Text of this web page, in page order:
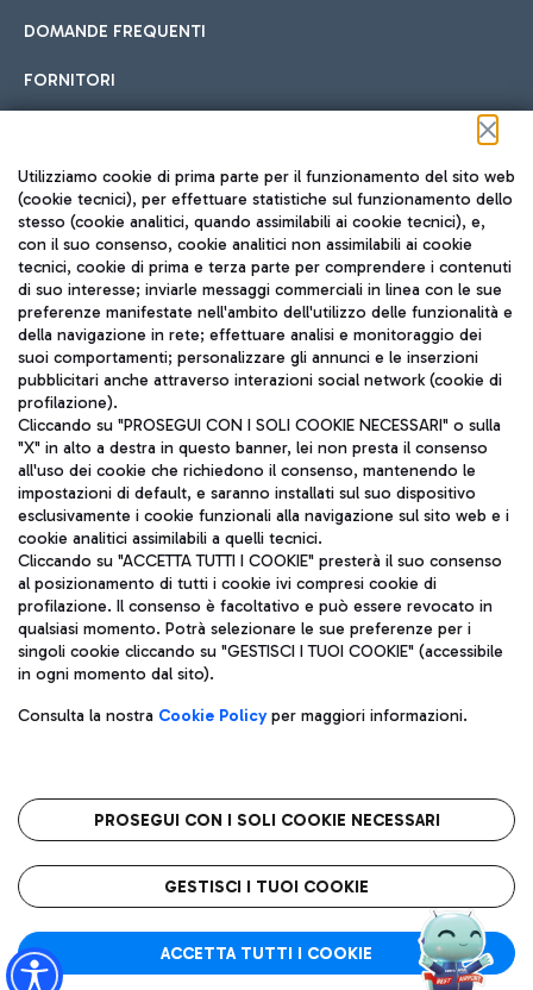
DOMANDE FREQUENTI
FORNITORI
Seguici sui social
TRAVEL JOURNAL
ITA
Aeroporti di Roma S.p.A. - Società soggetta a direzione e
coordinamento di Mundys S.p.A.
Codice fiscale e Registro delle Imprese di Roma 13032990155 P.
IVA 06572251004
Capitale sociale 62.224.743,00 int. vers.
Sede legale: Via Pier Paolo Racchetti 1 - 00054 Fiumicino (RM)
telefono +39 06 65951
Privacy policy
Note legali
Roma FCO
L'aeroporto stellato
Utilizziamo cookie di prima parte per il funzionamento del sito web
(cookie tecnici), per effettuare statistiche sul funzionamento dello
stesso (cookie analitici, quando assimilabili ai cookie tecnici), e,
con il suo consenso, cookie analitici non assimilabili ai cookie
tecnici, cookie di prima e terza parte per comprendere i contenuti
di suo interesse; inviarle messaggi commerciali in linea con le sue
preferenze manifestate nell'ambito dell'utilizzo delle funzionalità e
della navigazione in rete; effettuare analisi e monitoraggio dei
suoi comportamenti; personalizzare gli annunci e le inserzioni
pubblicitari anche attraverso interazioni social network (cookie di
profilazione).
Cliccando su "PROSEGUI CON I SOLI COOKIE NECESSARI" o sulla
"X" in alto a destra in questo banner, lei non presta il consenso
all'uso dei cookie che richiedono il consenso, mantenendo le
impostazioni di default, e saranno installati sul suo dispositivo
esclusivamente i cookie funzionali alla navigazione sul sito web e i
cookie analitici assimilabili a quelli tecnici.
Cliccando su "ACCETTA TUTTI I COOKIE" presterà il suo consenso
al posizionamento di tutti i cookie ivi compresi cookie di
profilazione. Il consenso è facoltativo e può essere revocato in
qualsiasi momento. Potrà selezionare le sue preferenze per i
singoli cookie cliccando su "GESTISCI I TUOI COOKIE" (accessibile
in ogni momento dal sito).
Consulta la nostra Cookie Policyper maggiori informazioni.
PROSEGUI CON I SOLI COOKIE NECESSARI
GESTISCI I TUOI COOKIE
ACCETTA TUTTI I COOKIE